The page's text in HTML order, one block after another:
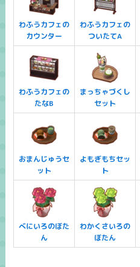
わふうカフェの
カウンター
わふうカフェの
ついたてA
わふうカフェの
たなB
まっちゃづくし
セット
おまんじゅうセ
ット
よもぎもちセッ
ト
べにいろのぼた
ん
わかくさいろの
ぼたん